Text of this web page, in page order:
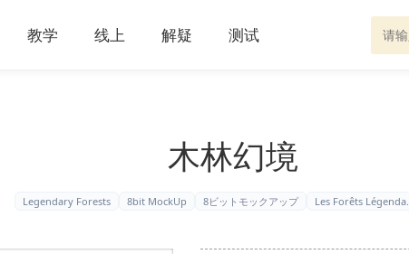
教学 线上 解疑 测试
木林幻境
Legendary Forests 8bit MockUp 8ビットモックアップ Les Forêts Légenda…